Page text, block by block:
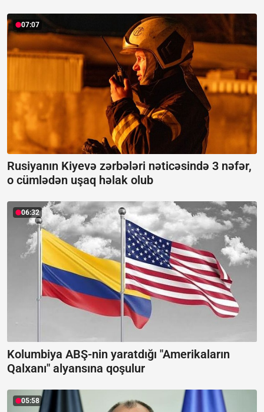
07:07
Rusiyanın Kiyevə zərbələri nəticəsində 3 nəfər,
o cümlədən uşaq həlak olub
06:32
Kolumbiya ABŞ-nin yaratdığı "Amerikaların
Qalxanı" alyansına qoşulur
05:58